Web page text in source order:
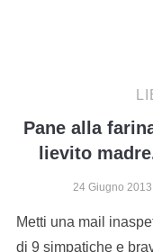
Pane alla
lievito
24 Giugno 2013
Metti una mail
di 9 simpatiche e